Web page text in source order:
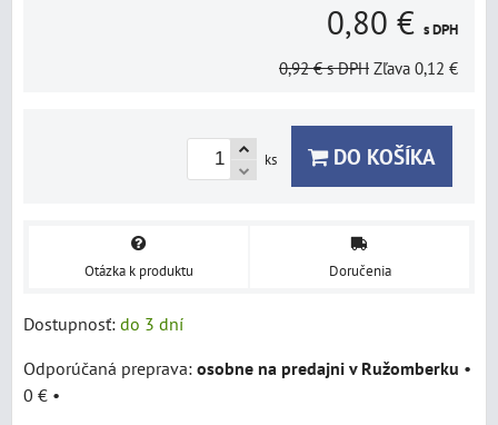
0,80 € s DPH
0,92 € s DPH Zľava 0,12 €
ks DO KOŠÍKA
Otázka k produktu Doručenia
Dostupnosť: do 3 dní
osobne na predajni v Ružomberku •
0 € •